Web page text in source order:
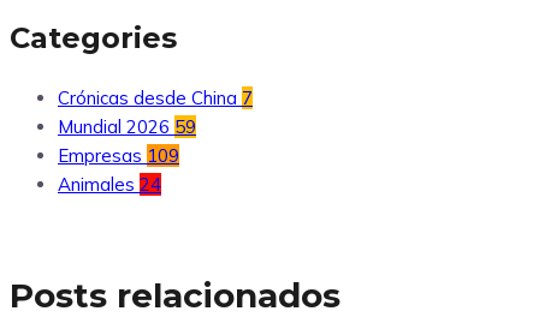
Categories
Crónicas desde China 7
Mundial 2026 59
Empresas 109
Animales 24
Posts relacionados